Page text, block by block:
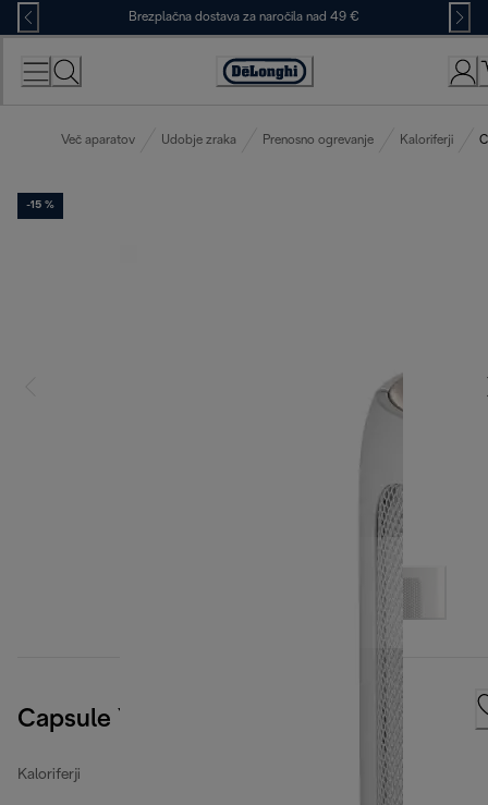
Skip
to
Content
Brezplačna dostava za naročila nad 49 €
Accessibility
Več aparatov Udobje zraka Prenosno ogrevanje Kaloriferji
-15 %
Capsule You&Me
Kaloriferji